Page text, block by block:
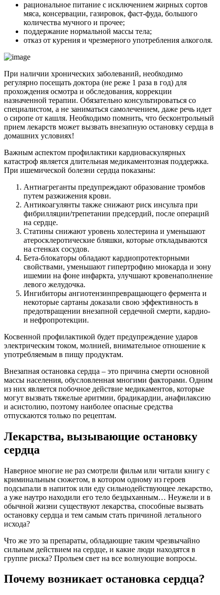
рациональное питание с исключением жирных сортов
мяса, консервации, газировок, фаст-фуда, большого
количества мучного и прочее;
поддержание нормальной массы тела;
отказ от курения и чрезмерного употребления алкоголя.
При наличии хронических заболеваний, необходимо
регулярно посещать доктора (не реже 1 раза в год) для
прохождения осмотра и обследования, коррекции
назначенной терапии. Обязательно консультироваться со
специалистом, а не заниматься самолечением, даже речь идет
о сиропе от кашля. Необходимо помнить, что бесконтрольный
прием лекарств может вызвать внезапную остановку сердца в
домашних условиях!
Важным аспектом профилактики кардиоваскулярных
катастроф является длительная медикаментозная поддержка.
При ишемической болезни сердца показаны:
Антиагреганты предупреждают образование тромбов
путем разжижения крови.
Антикоагулянты также снижают риск инсульта при
фибрилляции/трепетании предсердий, после операций
на сердце.
Статины снижают уровень холестерина и уменьшают
атеросклеротические бляшки, которые откладываются
на стенках сосудов.
Бета-блокаторы обладают кардиопротекторными
свойствами, уменьшают гипертрофию миокарда и зону
ишемии на фоне инфаркта, улучшают кровенаполнение
левого желудочка.
Ингибиторы ангиотензинпревращающего фермента и
некоторые сартаны доказали свою эффективность в
предотвращении внезапной сердечной смерти, кардио-
и нефропротекции.
Косвенной профилактикой будет предупреждение ударов
электрическим током, молнией, внимательное отношение к
употребляемым в пищу продуктам.
Внезапная остановка сердца – это причина смерти основной
массы населения, обусловленная многими факторами. Одним
из них является побочное действие медикаментов, которые
могут вызвать тяжелые аритмии, брадикардии, анафилаксию
и асистолию, поэтому наиболее опасные средства
отпускаются только по рецептам.
Лекарства, вызывающие остановку
сердца
Наверное многие не раз смотрели фильм или читали книгу с
криминальным сюжетом, в котором одному из героев
подсыпали в напиток или еду сильнодействующее лекарство,
а уже наутро находили его тело бездыханным… Неужели и в
обычной жизни существуют лекарства, способные вызвать
остановку сердца и тем самым стать причиной летального
исхода?
Что же это за препараты, обладающие таким чрезвычайно
сильным действием на сердце, и какие люди находятся в
группе риска? Прольем свет на все волнующие вопросы.
Почему возникает остановка сердца?